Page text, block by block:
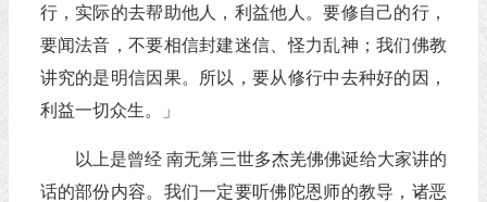
行，实际的去帮助他人，利益他人。要修自己的行，
要闻法音，不要相信封建迷信、怪力乱神；我们佛教
讲究的是明信因果。所以，要从修行中去种好的因，
利益一切众生。」
以上是曾经 南无第三世多杰羌佛佛诞给大家讲的
话的部份内容。我们一定要听佛陀恩师的教导，诸恶